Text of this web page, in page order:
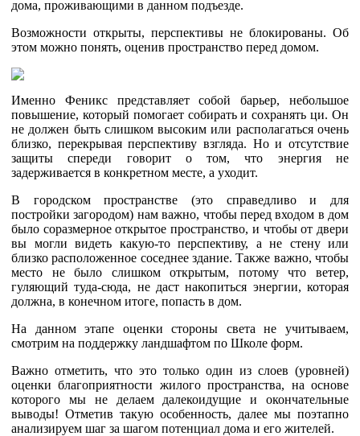
дома, проживающими в данном подъезде.
Возможности открыты, перспективы не блокированы. Об
этом можно понять, оценив пространство перед домом.
Именно Феникс представляет собой барьер, небольшое
повышение, который помогает собирать и сохранять ци. Он
не должен быть слишком высоким или располагаться очень
близко, перекрывая перспективу взгляда. Но и отсутствие
защиты спереди говорит о том, что энергия не
задерживается в конкретном месте, а уходит.
В городском пространстве (это справедливо и для
постройки загородом) нам важно, чтобы перед входом в дом
было соразмерное открытое пространство, и чтобы от двери
вы могли видеть какую-то перспективу, а не стену или
близко расположенное соседнее здание. Также важно, чтобы
место не было слишком открытым, потому что ветер,
гуляющий туда-сюда, не даст накопиться энергии, которая
должна, в конечном итоге, попасть в дом.
На данном этапе оценки стороны света не учитываем,
смотрим на поддержку ландшафтом по Школе форм.
Важно отметить, что это только один из слоев (уровней)
оценки благоприятности жилого пространства, на основе
которого мы не делаем далекоидущие и окончательные
выводы! Отметив такую особенность, далее мы поэтапно
анализируем шаг за шагом потенциал дома и его жителей.